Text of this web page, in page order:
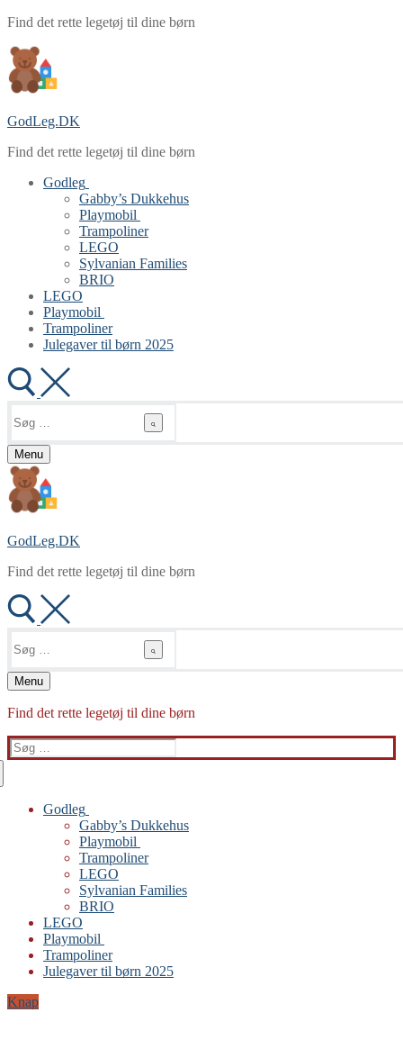
Spring
indhold
Menu
Luk
Find det rette legetøj til dine børn
GodLeg.DK
Find det rette legetøj til dine børn
Godleg
Gabby’s Dukkehus
Playmobil
Trampoliner
LEGO
Sylvanian Families
BRIO
LEGO
Playmobil
Trampoliner
Julegaver til børn 2025
efter:
Menu
GodLeg.DK
Find det rette legetøj til dine børn
efter:
Menu
Find det rette legetøj til dine børn
Søg
efter:
Godleg
Gabby’s Dukkehus
Playmobil
Trampoliner
LEGO
Sylvanian Families
BRIO
LEGO
Playmobil
Trampoliner
Julegaver til børn 2025
Knap